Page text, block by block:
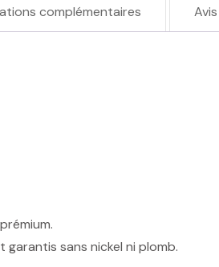
complémentaires
sans nickel ni plomb.